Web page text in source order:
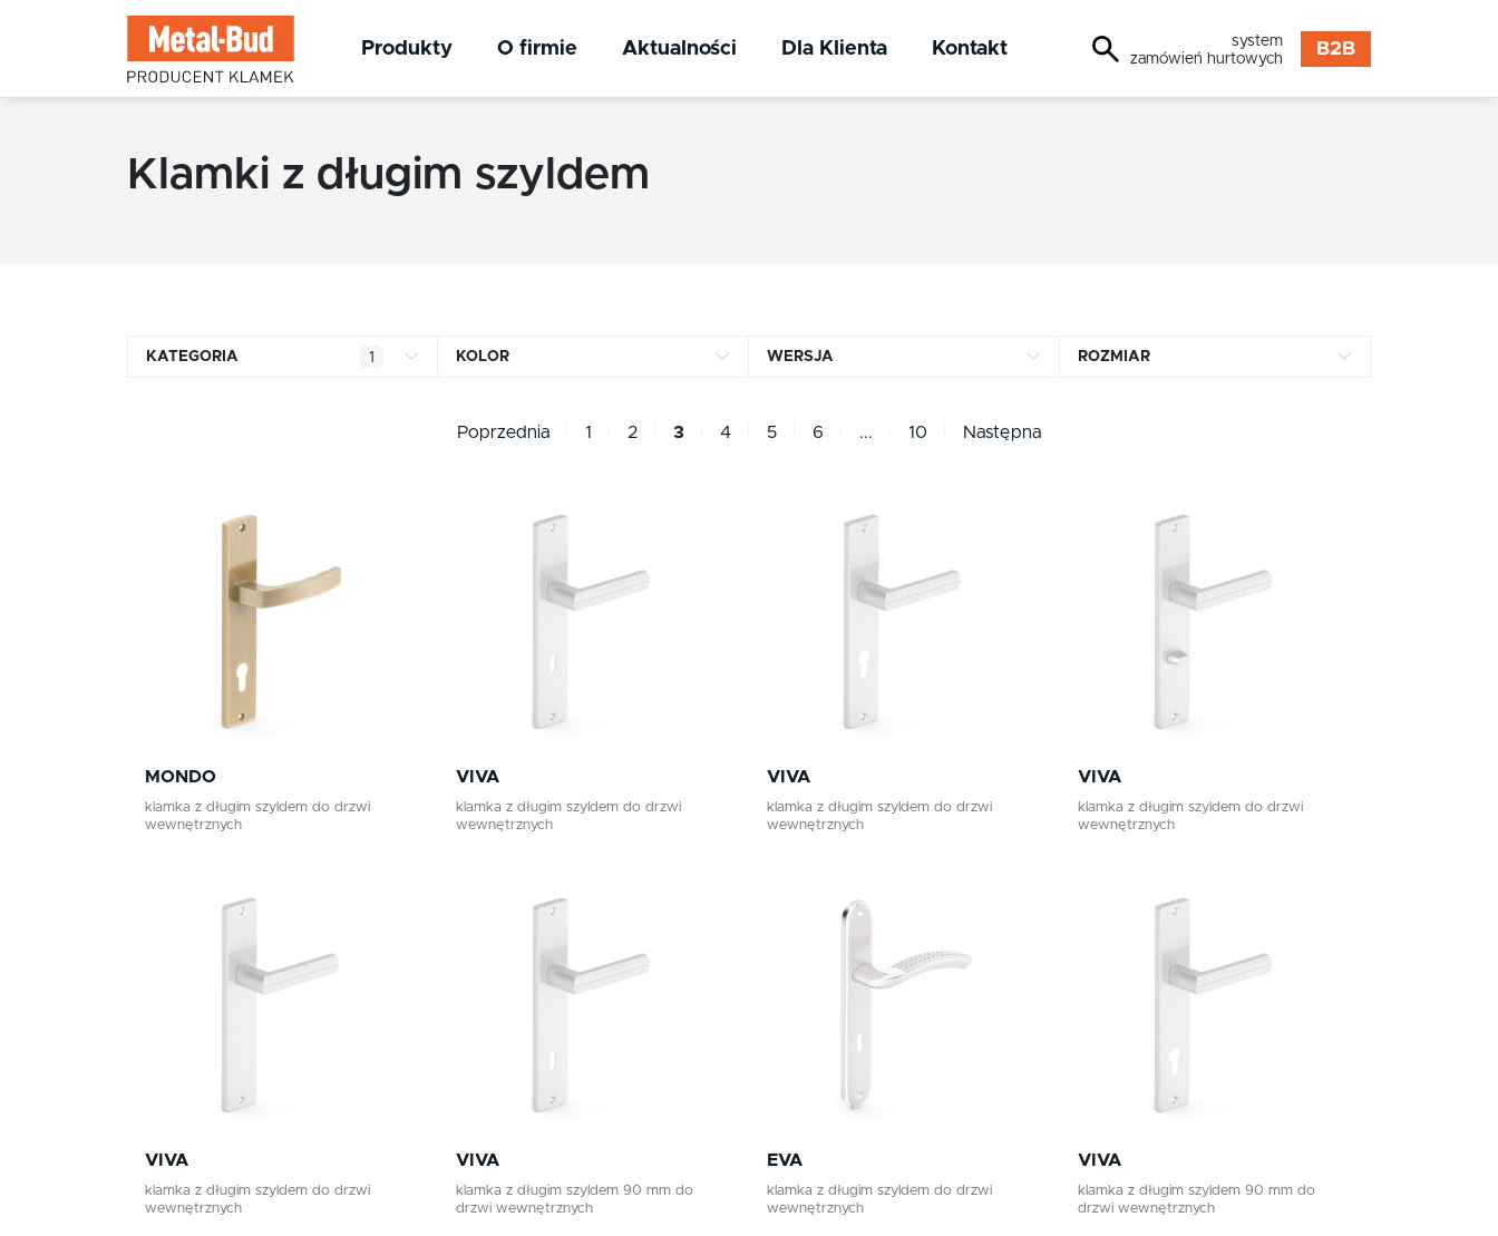
Produkty O firmie Aktualności Dla Klienta Kontakt
system
zamówień hurtowych
B2B
Klamki z długim szyldem
KATEGORIA 1
Klamki premium
Klamki z długim szyldem
KOLOR
nikiel/satyna
WERSJA ROZMIAR
Poprzednia 1 2 3 4 5 6 ... 10 Następna
MONDO
klamka z długim szyldem do drzwi
wewnętrznych
VIVA
klamka z długim szyldem do drzwi
wewnętrznych
VIVA
klamka z długim szyldem do drzwi
wewnętrznych
VIVA
klamka z długim szyldem do drzwi
wewnętrznych
VIVA
klamka z długim szyldem do drzwi
wewnętrznych
VIVA
klamka z długim szyldem 90 mm do
drzwi wewnętrznych
EVA
klamka z długim szyldem do drzwi
wewnętrznych
VIVA
klamka z długim szyldem 90 mm do
drzwi wewnętrznych